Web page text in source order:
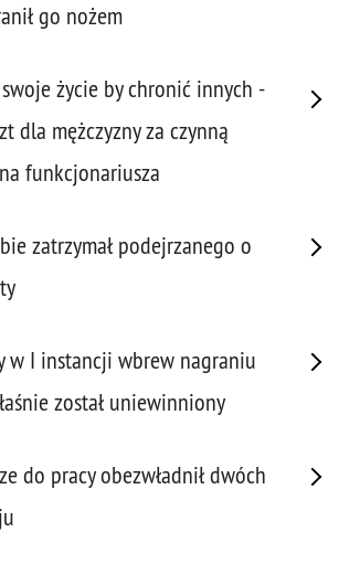
go nożem
życie by chronić innych -
dla mężczyzny za czynną
funkcjonariusza
zatrzymał podejrzanego o
w I instancji wbrew nagraniu
został uniewinniony
do pracy obezwładnił dwóch